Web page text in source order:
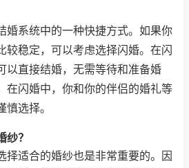
婚系统中的一种快捷方式。如果你
较稳定，可以考虑选择闪婚。在闪
以直接结婚，无需等待和准备婚
在闪婚中，你和你的伴侣的婚礼等
选择。
纱？
择适合的婚纱也是非常重要的。因